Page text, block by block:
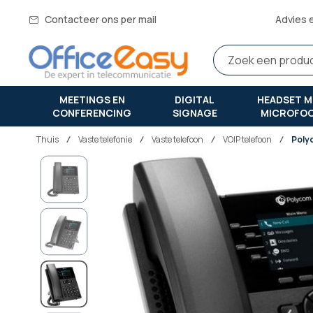
Contacteer ons per mail Advies
MEETINGS EN
CONFERENCING
DIGITAL
SIGNAGE
HEADSET
Thuis vaste telefonie Vaste telefoon VOIP telefoon
Ga
naar
het
einde
van
afbeeldingen-
gallerij